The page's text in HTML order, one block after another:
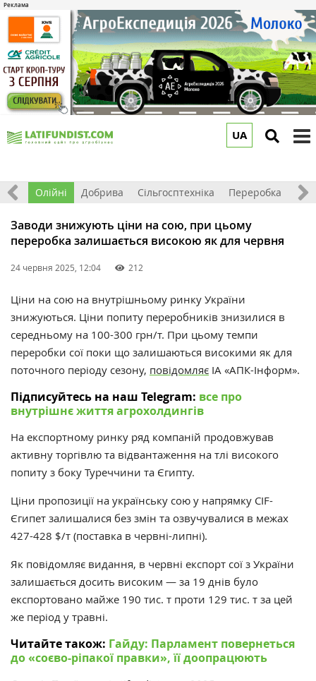
UA
Олійні Добрива Сільгосптехніка Переробка
Заводи знижують ціни на сою, при цьому
переробка залишається високою як для червня
24 червня 2025, 12:04 212
Ціни на сою на внутрішньому ринку України
знижуються. Ціни попиту переробників знизилися в
середньому на 100-300 грн/т. При цьому темпи
переробки сої поки що залишаються високими як для
поточного періоду сезону, повідомляє ІА «АПК-Інформ».
Підписуйтесь на наш Telegram: все про
внутрішнє життя агрохолдингів
На експортному ринку ряд компаній продовжував
активну торгівлю та відвантаження на тлі високого
попиту з боку Туреччини та Єгипту.
Ціни пропозиції на українську сою у напрямку CIF-
Єгипет залишалися без змін та озвучувалися в межах
427-428 $/т (поставка в червні-липні).
Як повідомляє видання, в червні експорт сої з України
залишається досить високим — за 19 днів було
експортовано майже 190 тис. т проти 129 тис. т за цей
же період у травні.
Читайте також: Гайду: Парламент повернеться
до «соєво-ріпакої правки», її доопрацюють